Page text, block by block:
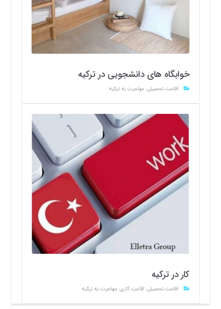
خوابگاه های دانشجویی در ترکیه
اقامت تحصیلی, مهاجرت به ترکیه
کار در ترکیه
اقامت تحصیلی, اقامت کاری, مهاجرت به ترکیه